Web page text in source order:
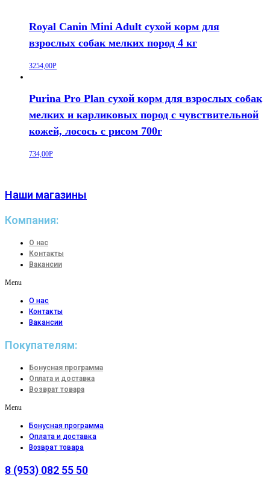
Royal Canin Mini Adult сухой корм для
взрослых собак мелких пород 4 кг
3254,00Р
Purina Pro Plan сухой корм для взрослых собак
мелких и карликовых пород с чувствительной
кожей, лосось с рисом 700г
734,00Р
Наши магазины
Компания:
О нас
Контакты
Вакансии
Menu
О нас
Контакты
Вакансии
Покупателям:
Бонусная программа
Оплата и доставка
Возврат товара
Menu
Бонусная программа
Оплата и доставка
Возврат товара
8 (953) 082 55 50